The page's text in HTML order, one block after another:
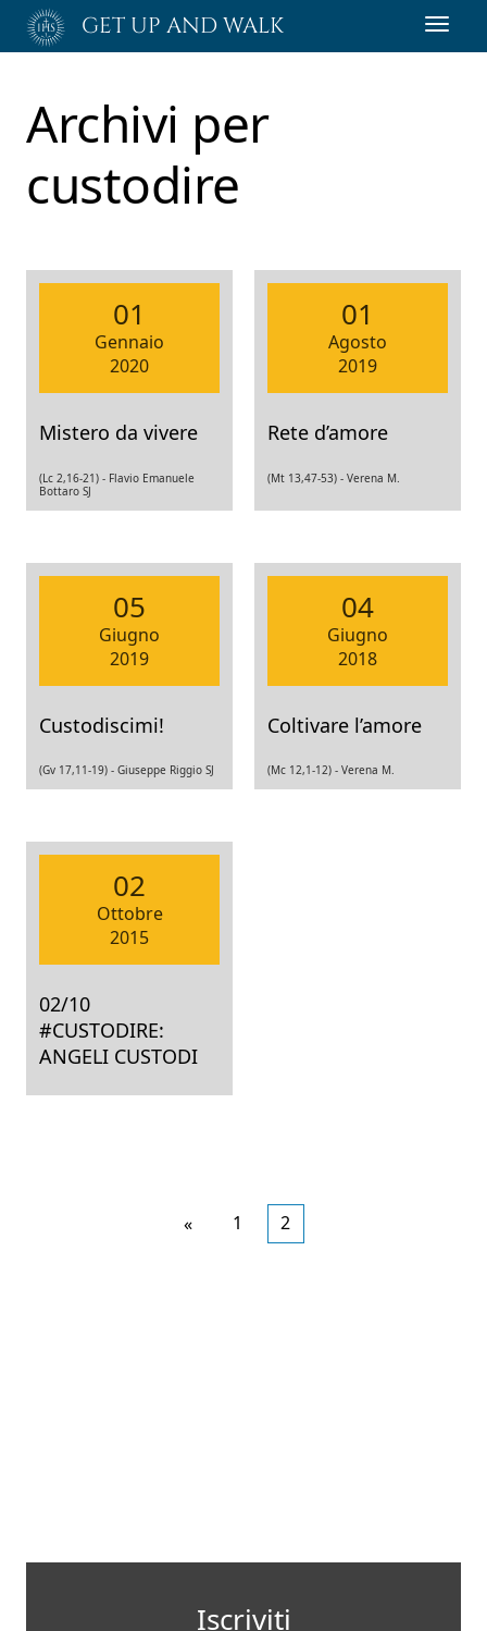
Passa
GET UP AND WALK
Archivi per
custodire
01
Gennaio
2020
Mistero da vivere
(Lc 2,16-21) - Flavio Emanuele
Bottaro SJ
01
Agosto
2019
Rete d’amore
(Mt 13,47-53) - Verena M.
05
Giugno
2019
Custodiscimi!
(Gv 17,11-19) - Giuseppe Riggio SJ
04
Giugno
2018
Coltivare l’amore
(Mc 12,1-12) - Verena M.
02
Ottobre
2015
02/10
#CUSTODIRE:
ANGELI CUSTODI
«Articoli
1 2
Iscriviti